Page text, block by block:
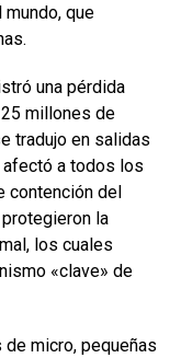
que
una pérdida
millones de
tradujo en salidas
a todos los
del
la
los cuales
«clave» de
micro, pequeñas